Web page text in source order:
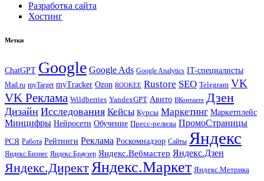
Разработка сайта
Хостинг
Метки
ChatGPT Google Google Ads Google Analytics IT-специалисты
Mail.ru myTarget myTracker Ozon ROOKEE Rustore SEO Telegram VK
VK Реклама Wildberries YandexGPT Авито ВКонтакте Дзен
Дизайн Исследования Кейсы Курсы Маркетинг Маркетплейс
Минцифры Нейросети Обучение Пресс-релизы ПромоСтраницы
РСЯ Работа Рейтинги Реклама Роскомнадзор Сайты Яндекс
Яндекс.Бизнес Яндекс.Браузер Яндекс.Вебмастер Яндекс.Дзен
Яндекс.ДиректЯндекс.Маркет Яндекс.Метрика